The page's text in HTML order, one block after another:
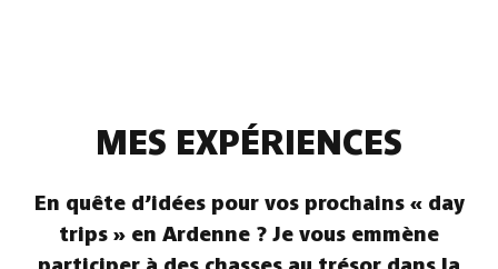
MES EXPÉRIENCES
En quête d’idées pour vos prochains « day
trips » en Ardenne ? Je vous emmène